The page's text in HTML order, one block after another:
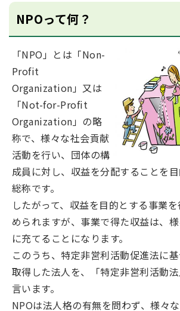
NPOって何？
「NPO」とは「Non-
Profit
Organization」又は
「Not-for-Profit
Organization」の略
称で、様々な社会貢献
活動を行い、団体の構
成員に対し、収益を分配することを
総称です。
したがって、収益を目的とする事業
められますが、事業で得た収益は、
に充てることになります。
このうち、特定非営利活動促進法に
取得した法人を、「特定非営利活動
言います。
NPOは法人格の有無を問わず、様々